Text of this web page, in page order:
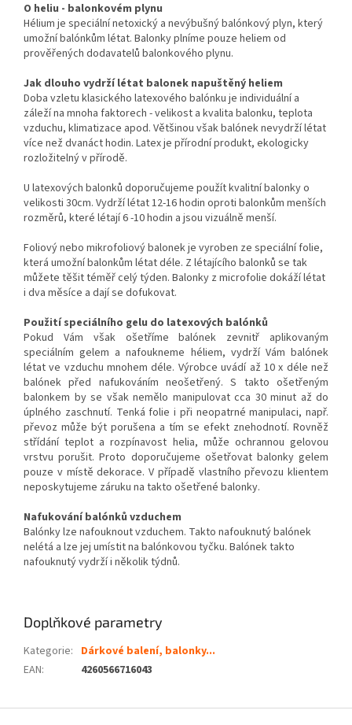
O heliu - balonkovém plynu
Hélium je speciální netoxický a nevýbušný balónkový plyn, který
umožní balónkům létat. Balonky plníme pouze heliem od
prověřených dodavatelů balonkového plynu.
Jak dlouho vydrží létat balonek napuštěný heliem
Doba vzletu klasického latexového balónku je individuální a
záleží na mnoha faktorech - velikost a kvalita balonku, teplota
vzduchu, klimatizace apod. Většinou však balónek nevydrží létat
více než dvanáct hodin. Latex je přírodní produkt, ekologicky
rozložitelný v přírodě.
U latexových balonků doporučujeme použít kvalitní balonky o
velikosti 30cm. Vydrží létat 12-16 hodin oproti balonkům menších
rozměrů, které létají 6 -10 hodin a jsou vizuálně menší.
Foliový nebo mikrofoliový balonek je vyroben ze speciální folie,
která umožní balonkům létat déle. Z létajícího balonků se tak
můžete těšit téměř celý týden. Balonky z microfolie dokáží létat
i dva měsíce a dají se dofukovat.
Použití speciálního gelu do latexových balónků
Pokud Vám však ošetříme balónek zevnitř aplikovaným
speciálním gelem a nafoukneme héliem, vydrží Vám balónek
létat ve vzduchu mnohem déle. Výrobce uvádí až 10 x déle než
balónek před nafukováním neošetřený. S takto ošetřeným
balonkem by se však nemělo manipulovat cca 30 minut až do
úplného zaschnutí. Tenká folie i při neopatrné manipulaci, např.
převoz může být porušena a tím se efekt znehodnotí. Rovněž
střídání teplot a rozpínavost helia, může ochrannou gelovou
vrstvu porušit. Proto doporučujeme ošetřovat balonky gelem
pouze v místě dekorace. V případě vlastního převozu klientem
neposkytujeme záruku na takto ošetřené balonky.
Nafukování balónků vzduchem
Balónky lze nafouknout vzduchem. Takto nafouknutý balónek
nelétá a lze jej umístit na balónkovou tyčku. Balónek takto
nafouknutý vydrží i několik týdnů.
Doplňkové parametry
Kategorie: Dárkové balení, balonky...
EAN: 4260566716043